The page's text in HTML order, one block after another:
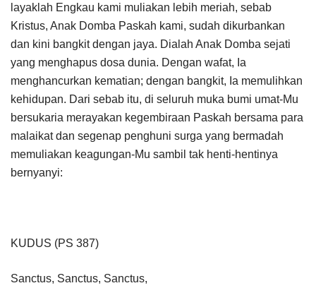
layaklah Engkau kami muliakan lebih meriah, sebab
Kristus, Anak Domba Paskah kami, sudah dikurbankan
dan kini bangkit dengan jaya. Dialah Anak Domba sejati
yang menghapus dosa dunia. Dengan wafat, Ia
menghancurkan kematian; dengan bangkit, Ia memulihkan
kehidupan. Dari sebab itu, di seluruh muka bumi umat-Mu
bersukaria merayakan kegembiraan Paskah bersama para
malaikat dan segenap penghuni surga yang bermadah
memuliakan keagungan-Mu sambil tak henti-hentinya
bernyanyi:
KUDUS (PS 387)
Sanctus, Sanctus, Sanctus,